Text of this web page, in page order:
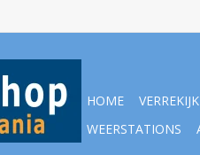
HOME
WEERSTATIONS